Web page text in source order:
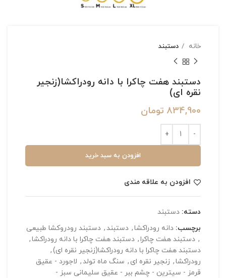
خانه دستبند
دستبند هفت چاکرا با دانه رودراکشا(زنجیر
نقره ای)
834,900 تومان
افزودن به سبد خرید
افزودن به علاقه مندی
دسته: دستبند
برچسب: دانه رودراکشا, دستبند, دستبند رودروکشا طبیعی
, دستبند هفت چاکرا, دستبند هفت چاکرا با دانه رودراکشا,
دستبند هفت چاکرا با دانه رودراکشا(زنجیر نقره ای),
رودراکشا, زنجیر نقره ای , سنگ ماه تولد, لاجورد - عقیق
قرمز - سیترین - چشم ببر - عقیق سلیمانی سبز -